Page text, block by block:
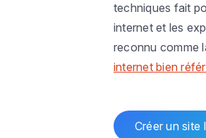
techniques fait
internet et les
reconnu comme
internet bien
Créer un site